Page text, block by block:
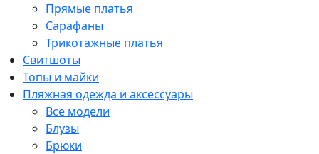
Прямые платья
Сарафаны
Трикотажные платья
Свитшоты
Топы и майки
Пляжная одежда и аксессуары
Все модели
Блузы
Брюки